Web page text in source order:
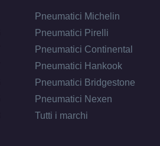
Pneumatici Michelin
Pneumatici Pirelli
Pneumatici Continental
Pneumatici Hankook
Pneumatici Bridgestone
Pneumatici Nexen
Tutti i marchi